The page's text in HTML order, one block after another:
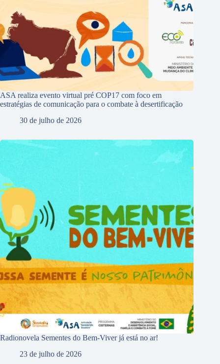
ASA realiza evento virtual pré COP17 com foco em
estratégias de comunicação para o combate à desertificação
30 de julho de 2026
Radionovela Sementes do Bem-Viver já está no ar!
23 de julho de 2026